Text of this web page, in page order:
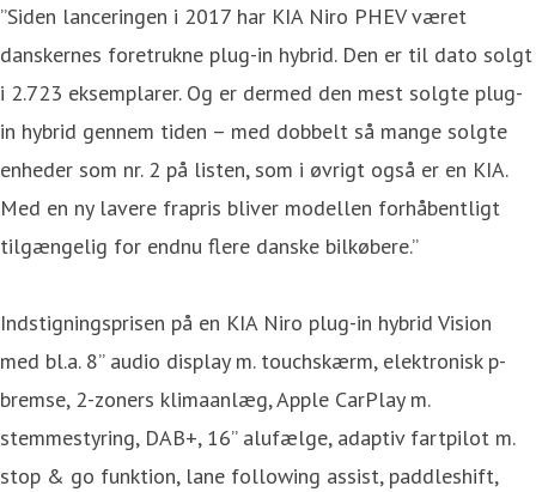
”Siden lanceringen i 2017 har KIA Niro PHEV været
danskernes foretrukne plug-in hybrid. Den er til dato solgt
i 2.723 eksemplarer. Og er dermed den mest solgte plug-
in hybrid gennem tiden – med dobbelt så mange solgte
enheder som nr. 2 på listen, som i øvrigt også er en KIA.
Med en ny lavere frapris bliver modellen forhåbentligt
tilgængelig for endnu flere danske bilkøbere.”
Indstigningsprisen på en KIA Niro plug-in hybrid Vision
med bl.a. 8” audio display m. touchskærm, elektronisk p-
bremse, 2-zoners klimaanlæg, Apple CarPlay m.
stemmestyring, DAB+, 16” alufælge, adaptiv fartpilot m.
stop & go funktion, lane following assist, paddleshift,